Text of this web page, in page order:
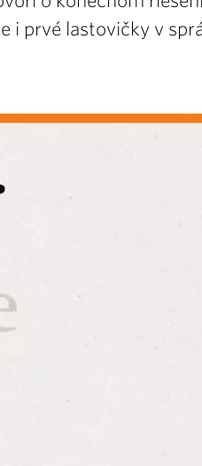
i prvé lastovičky v